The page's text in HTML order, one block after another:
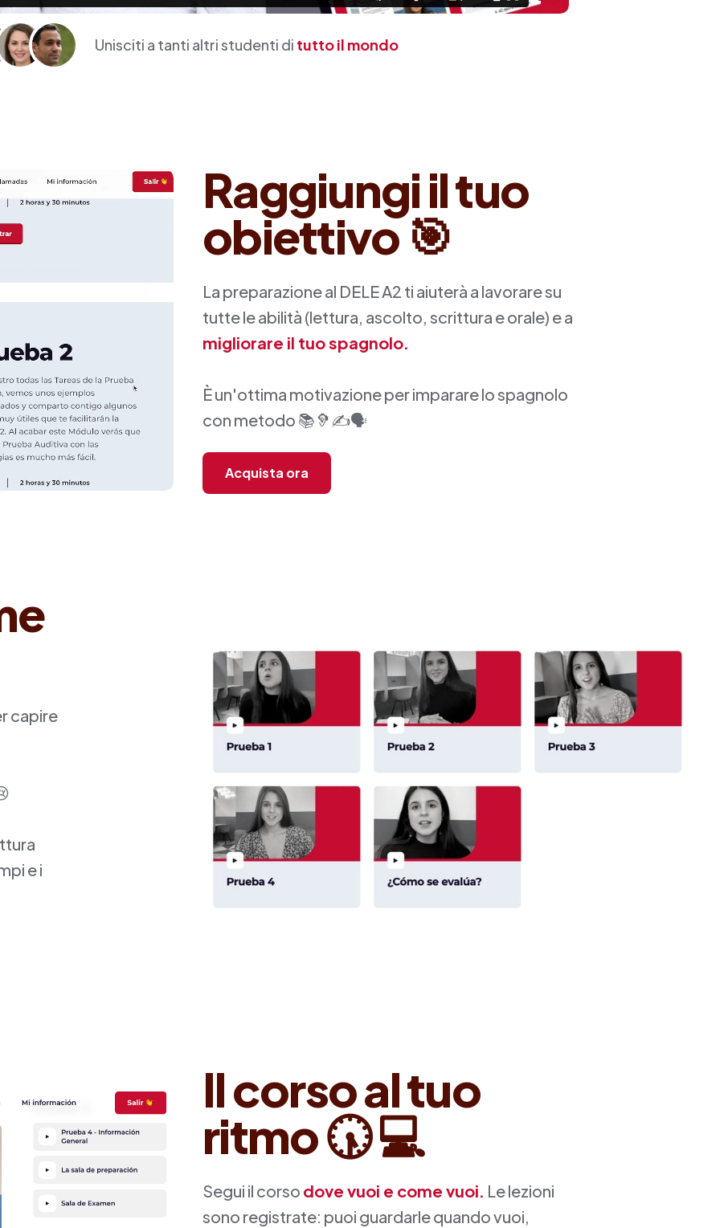
Unisciti a tanti altri studenti di tutto il mondo
Raggiungi il tuo
obiettivo🎯
La preparazione al DELE A2 ti aiuterà a lavorare su
tutte le abilità (lettura, ascolto, scrittura e orale) e a
migliorare il tuo spagnolo.
È un'ottima motivazione per imparare lo spagnolo
con metodo 📚🦻✍🗣
Acquista ora
capire
e i
Il corso al tuo
ritmo 🕠💻
Segui il corso dove vuoi e come vuoi. Le lezioni
sono registrate: puoi guardarle quando vuoi,